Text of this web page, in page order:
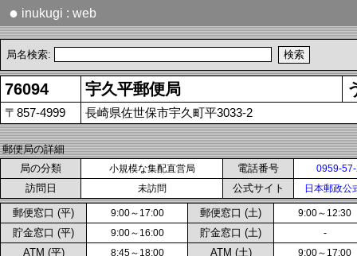
● inukugi : web
局名検索:
76094 宇久平郵便局
〒857-4999 長崎県佐世保市宇久町平3033-2
郵便局の詳細
局の分類
小規模な集配直営局 電話番号 0959-
訪問日 未訪問 公式サイト 日本郵政公
郵便窓口 (平) 9:00～17:00 郵便窓口 (土) 9:00～12:30
貯金窓口 (平) 9:00～16:00 貯金窓口 (土) -
ATM (平) 8:45～18:00 ATM (土) 9:00～17:00